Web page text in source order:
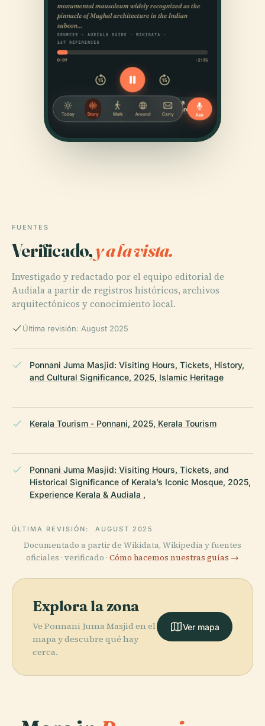
FUENTES
Verificado,y a la vista.
Investigado y redactado por el equipo editorial de
Audiala a partir de registros históricos, archivos
arquitectónicos y conocimiento local.
Última revisión: August 2025
Ponnani Juma Masjid: Visiting Hours, Tickets, History,
and Cultural Significance, 2025, Islamic Heritage
Kerala Tourism - Ponnani, 2025, Kerala Tourism
Ponnani Juma Masjid: Visiting Hours, Tickets, and
Historical Significance of Kerala’s Iconic Mosque, 2025,
Experience Kerala & Audiala ,
ÚLTIMA REVISIÓN: AUGUST 2025
Documentado a partir de Wikidata, Wikipedia y fuentes
oficiales · verificado · Cómo hacemos nuestras guías →
Explora la zona
Ve Ponnani Juma Masjid en el
mapa y descubre qué hay
cerca.
Ver mapa